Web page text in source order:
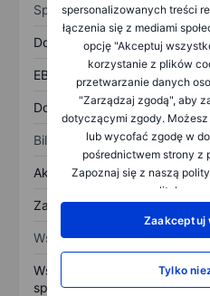
spersonalizowanych treści
łączenia się z mediami
opcję "Akceptuj
korzystanie z plików
przetwarzanie danych
"Zarządzaj zgodą", aby
dotyczącymi zgody.
lub wycofać zgodę w
pośrednictwem strony z
Zapoznaj się z naszą
polityką
Zaakceptuj
Tylko
Sprawozdanie z zysków
Dochód
EBITDA
Dochód netto
Bilans
Aktywa ogółem
Zadłużenie ogółem
Wskaźniki
Współczynnik cena do
sprzedaży